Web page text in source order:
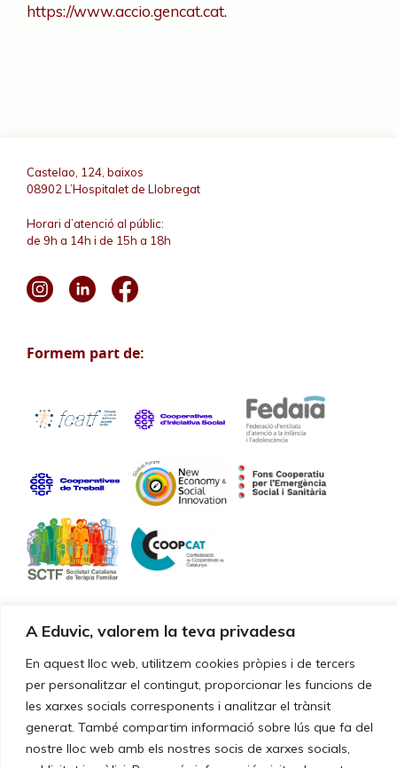
A Eduvic, valorem la teva privadesa
En aquest lloc web, utilitzem cookies pròpies i de tercers
per personalitzar el contingut, proporcionar les funcions de
les xarxes socials corresponents i analitzar el trànsit
generat. També compartim informació sobre lús que fa del
nostre lloc web amb els nostres socis de xarxes socials,
https://www.accio.gencat.cat.
Castelao, 124, baixos
08902 L’Hospitalet de Llobregat
Horari d’atenció al públic:
de 9h a 14h i de 15h a 18h
Formem part de:
Certificacions de qualitat
Els nostres serveis i la gestió estan certificats segons la norma
UNE-EN ISO 9001:2015